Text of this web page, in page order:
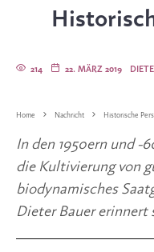
22. MÄRZ 2019
214
Home Nachricht Historische
In den 1950ern und -
die Kultivierung von
biodynamisches
Dieter Bauer erinnert